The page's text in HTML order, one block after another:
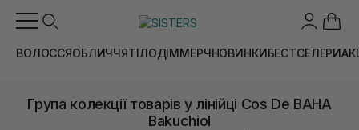
ВОЛОССЯОБЛИЧЧЯТІЛОДІММЕРЧНОВИНКИБЕСТСЕЛЕРИ
Група колекції товарів у лінійці Cos De BAHA
Bakuchiol